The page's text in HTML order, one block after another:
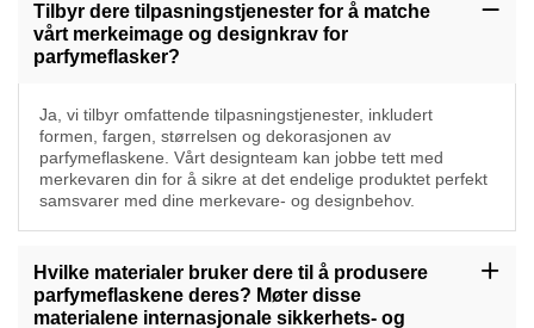
Tilbyr dere tilpasningstjenester for å matche
vårt merkeimage og designkrav for
parfymeflasker?
Ja, vi tilbyr omfattende tilpasningstjenester, inkludert
formen, fargen, størrelsen og dekorasjonen av
parfymeflaskene. Vårt designteam kan jobbe tett med
merkevaren din for å sikre at det endelige produktet perfekt
samsvarer med dine merkevare- og designbehov.
Hvilke materialer bruker dere til å produsere
parfymeflaskene deres? Møter disse
materialene internasjonale sikkerhets- og